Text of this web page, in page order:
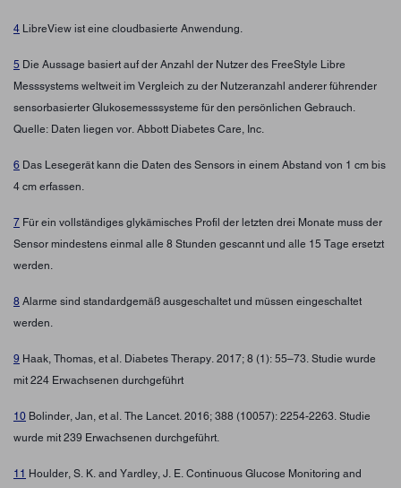
4 LibreView ist eine cloudbasierte Anwendung.
5 Die Aussage basiert auf der Anzahl der Nutzer des FreeStyle Libre
Messsystems weltweit im Vergleich zu der Nutzeranzahl anderer führender
sensorbasierter Glukosemesssysteme für den persönlichen Gebrauch.
Quelle: Daten liegen vor. Abbott Diabetes Care, Inc.
6 Das Lesegerät kann die Daten des Sensors in einem Abstand von 1 cm bis
4 cm erfassen.
7 Für ein vollständiges glykämisches Profil der letzten drei Monate muss der
Sensor mindestens einmal alle 8 Stunden gescannt und alle 15 Tage ersetzt
werden.
8 Alarme sind standardgemäß ausgeschaltet und müssen eingeschaltet
werden.
9 Haak, Thomas, et al. Diabetes Therapy. 2017; 8 (1): 55–73. Studie wurde
mit 224 Erwachsenen durchgeführt
10 Bolinder, Jan, et al. The Lancet. 2016; 388 (10057): 2254-2263. Studie
wurde mit 239 Erwachsenen durchgeführt.
11 Houlder, S. K. and Yardley, J. E. Continuous Glucose Monitoring and